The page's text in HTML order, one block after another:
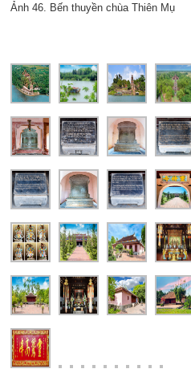
Ảnh 46. Bến thuyền chùa Thiên Mụ